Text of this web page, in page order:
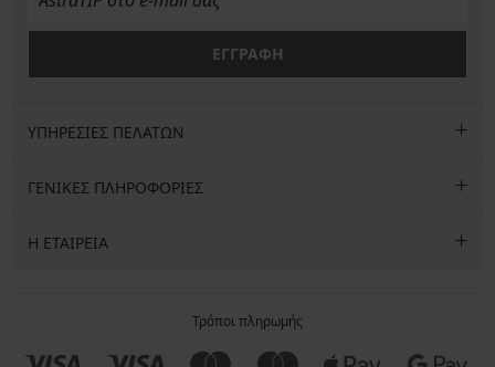
ΕΓΓΡΑΦΗ
ΥΠΗΡΕΣΙΕΣ ΠΕΛΑΤΩΝ
ΓΕΝΙΚΕΣ ΠΛΗΡΟΦΟΡΙΕΣ
Η ΕΤΑΙΡΕΙΑ
Τρόποι πληρωμής